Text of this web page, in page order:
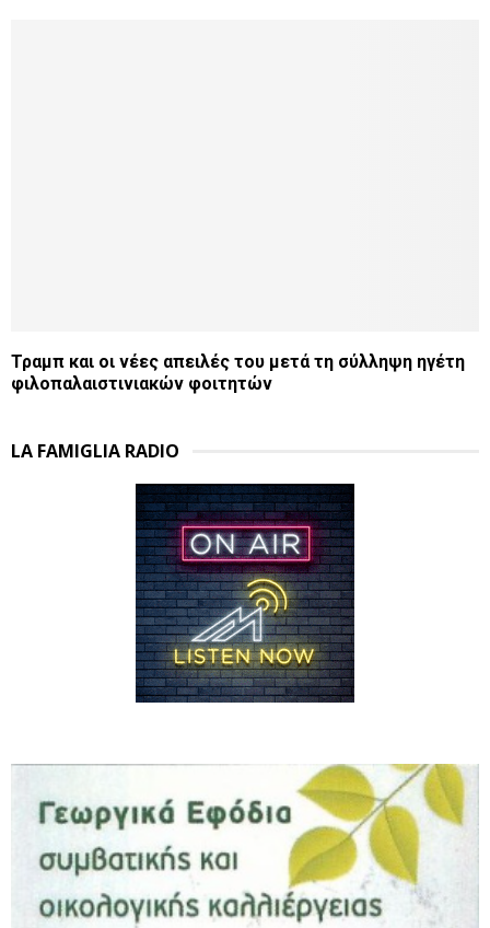
Τραμπ και οι νέες απειλές του μετά τη σύλληψη ηγέτη
φιλοπαλαιστινιακών φοιτητών
LA FAMIGLIA RADIO